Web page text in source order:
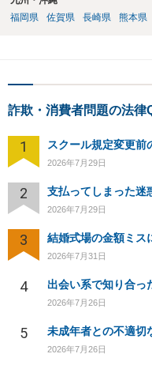
福岡県
佐賀県 長崎県 熊本県
詐欺・消費者問題の法律
1 スクール規定変更前
2026年7月29日
2 支払ってしまった迷
2026年7月29日
3
2026年7月31日
4
2026年7月26日
5 未成年者との不適切
2026年7月26日